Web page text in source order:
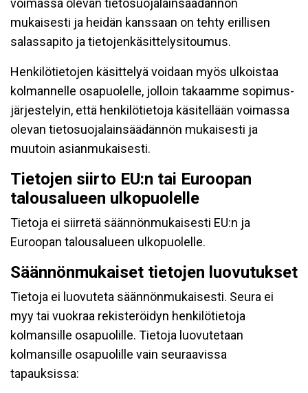
voimassa olevan tietosuojalainsäädännön
mukaisesti ja heidän kanssaan on tehty erillisen
salassapito ja tietojenkäsittelysitoumus.
Henkilötietojen käsittelyä voidaan myös ulkoistaa
kolmannelle osapuolelle, jolloin takaamme sopimus-
järjestelyin, että henkilötietoja käsitellään voimassa
olevan tietosuojalainsäädännön mukaisesti ja
muutoin asianmukaisesti.
Tietojen siirto EU:n tai Euroopan
talousalueen ulkopuolelle
Tietoja ei siirretä säännönmukaisesti EU:n ja
Euroopan talousalueen ulkopuolelle.
Säännönmukaiset tietojen luovutukset
Tietoja ei luovuteta säännönmukaisesti. Seura ei
myy tai vuokraa rekisteröidyn henkilötietoja
kolmansille osapuolille. Tietoja luovutetaan
kolmansille osapuolille vain seuraavissa
tapauksissa: